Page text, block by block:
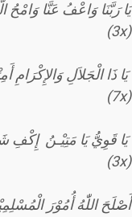
يَا رَبَّنَا وَاعْفُ عَنَّا وَامْحُ
(3x)
يَا ذَا الْجَلاَلِ وَالإِكْرَامِ أَمِتْناَ عَلَى دِيْنِ الإِسْلاَمِ
(7x)
يَا قَوِيُّ يَا مَتِيْـنُ إِكْفِ شَرَّ الظَّالِمِيْـنَ
(3x)
أَصْلَحَ اللّٰهُ أُمُوْرَ